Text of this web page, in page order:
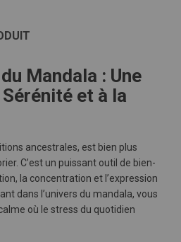
Mandala : Une
et à la
ancestrales, est bien plus
C’est un puissant outil de bien-
la concentration et l’expression
dans l’univers du mandala, vous
où le stress du quotidien